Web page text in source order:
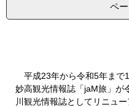
ペ
平成23年から令和5年まで
妙高観光情報誌「jaM旅」が
川観光情報誌としてリニュー